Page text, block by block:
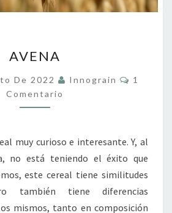
AVENA
De 2022 Innograin
1
Comentario
muy curioso e interesante. Y, al
no está teniendo el éxito que
este cereal tiene similitudes
también tiene diferencias
mismos, tanto en composición